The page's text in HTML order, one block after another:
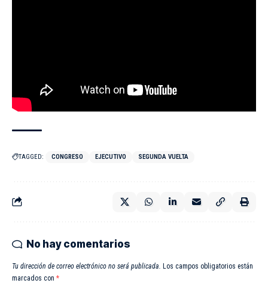
TAGGED: CONGRESO EJECUTIVO SEGUNDA VUELTA
No hay comentarios
Tu dirección de correo electrónico no será publicada. Los campos obligatorios están
marcados con *